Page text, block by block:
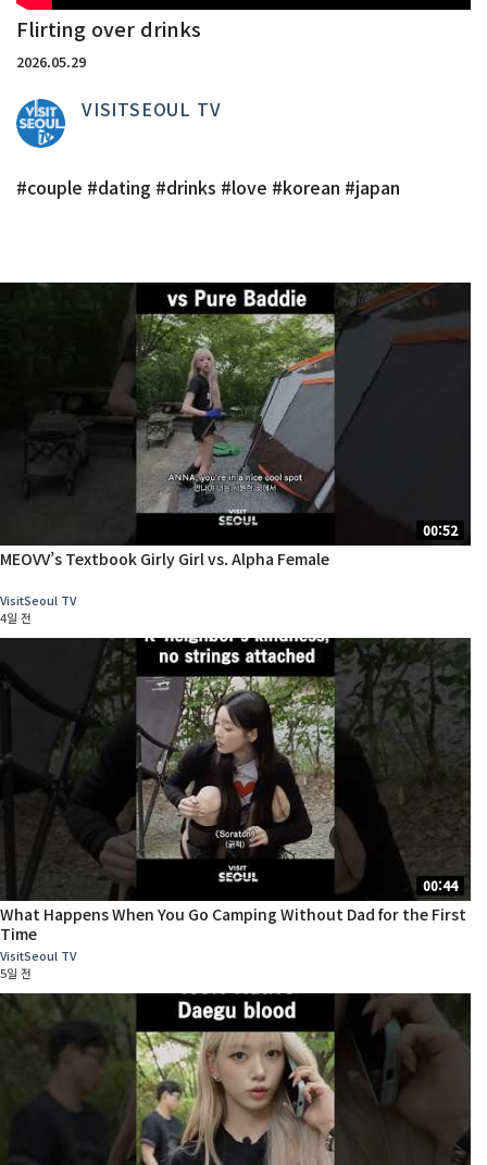
Flirting over drinks
2026.05.29
VISITSEOUL TV
#couple #dating #drinks #love #korean #japan
00:52
MEOVV’s Textbook Girly Girl vs. Alpha Female
VisitSeoul TV
4일 전
00:44
What Happens When You Go Camping Without Dad for the First
Time
VisitSeoul TV
5일 전